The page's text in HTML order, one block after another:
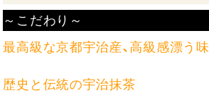
～こだわり～
最高級な京都宇治産、高級感漂う味
歴史と伝統の宇治抹茶